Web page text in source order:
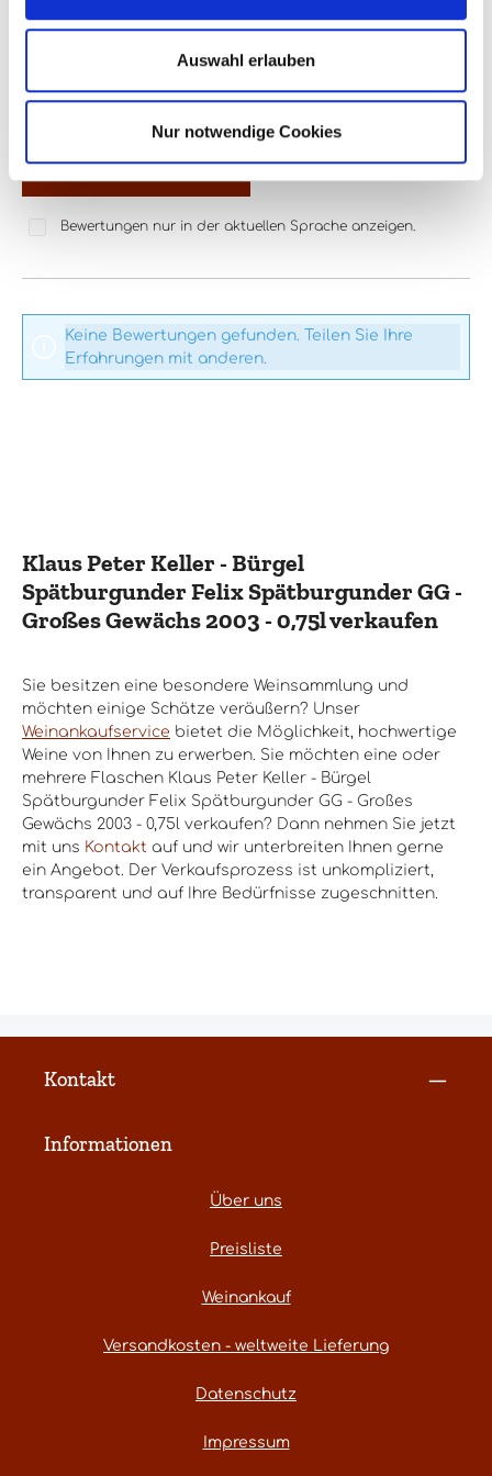
Auswahl erlauben
Nur notwendige Cookies
Durchschnittliche Bewertung von 0 von 5 Sternen
Bewerten Sie dieses Produkt!
Teilen Sie Ihre Erfahrungen mit anderen Kunden.
Bewertungen nur in der aktuellen Sprache anzeigen.
Keine Bewertungen gefunden. Teilen Sie Ihre
Erfahrungen mit anderen.
Klaus Peter Keller - Bürgel
Spätburgunder Felix Spätburgunder GG -
Großes Gewächs 2003 - 0,75l verkaufen
Sie besitzen eine besondere Weinsammlung und
möchten einige Schätze veräußern? Unser
Weinankaufservice bietet die Möglichkeit, hochwertige
Weine von Ihnen zu erwerben. Sie möchten eine oder
mehrere Flaschen Klaus Peter Keller - Bürgel
Spätburgunder Felix Spätburgunder GG - Großes
Gewächs 2003 - 0,75l verkaufen? Dann nehmen Sie jetzt
mit uns Kontakt auf und wir unterbreiten Ihnen gerne
ein Angebot. Der Verkaufsprozess ist unkompliziert,
transparent und auf Ihre Bedürfnisse zugeschnitten.
Kontakt
Informationen
Über uns
Preisliste
Weinankauf
Versandkosten - weltweite Lieferung
Datenschutz
Impressum